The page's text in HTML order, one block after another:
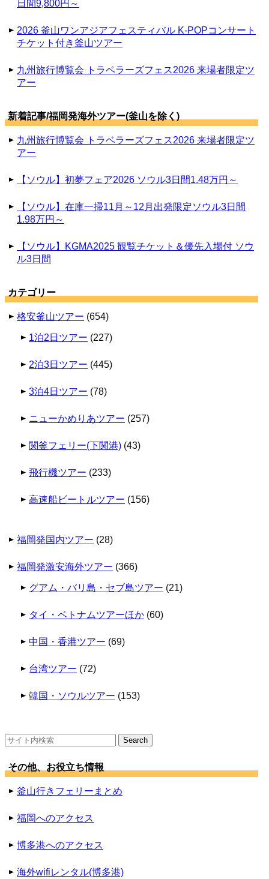
日間9,800円～
2026 釜山ワンアジアフェスティバル K-POPコンサート
チケット付き釜山ツアー
九州旅行博覧会 トラベラーズフェス2026 来場者限定ツ
アー
新着記事/福岡発海外ツアー(釜山を除く)
九州旅行博覧会 トラベラーズフェス2026 来場者限定ツ
アー
【ソウル】初夢フェア2026 ソウル3日間1.48万円～
【ソウル】在庫一掃11月～12月出発限定ソウル3日間
1.98万円～
【ソウル】KGMA2025 観覧チケット＆優先入場付 ソウ
ル3日間
カテゴリー
格安釜山ツアー (654)
1泊2日ツアー (227)
2泊3日ツアー (445)
3泊4日ツアー (78)
ニューかめりあツアー (257)
関釜フェリー(下関港) (43)
飛行機ツアー (233)
高速船ビートルツアー (156)
福岡発国内ツアー (28)
福岡発激安海外ツアー (366)
グアム・バリ島・セブ島ツアー (21)
タイ・ベトナムツアーほか (60)
中国・香港ツアー (69)
台湾ツアー (72)
韓国・ソウルツアー (153)
検
その他、お役立ち情報
釜山行きフェリーまとめ
福岡へのアクセス
博多港へのアクセス
海外wifiレンタル(博多港)